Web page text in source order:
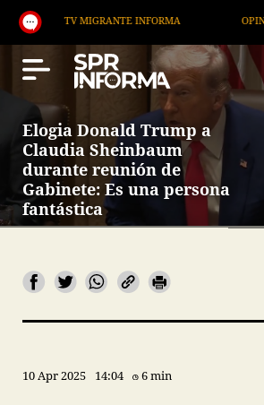
TV MIGRANTE INFORMA OPINIÓN
Elogia Donald Trump a
Claudia Sheinbaum
durante reunión de
Gabinete: Es una persona
fantástica
10 Apr 2025 14:04 6 min